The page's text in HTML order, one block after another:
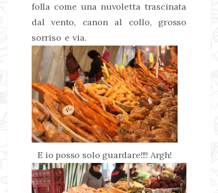
folla come una nuvoletta trascinata
dal vento, canon al collo, grosso
sorriso e via.
E io posso solo guardare!!!! Argh!